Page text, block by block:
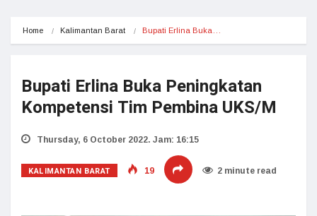
Home Kalimantan Barat Bupati Erlina Buka…
Bupati Erlina Buka Peningkatan
Kompetensi Tim Pembina UKS/M
Thursday, 6 October 2022. Jam: 16:15
KALIMANTAN BARAT 19 2 minute read